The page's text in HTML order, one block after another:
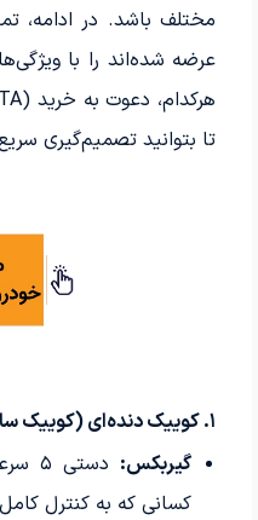
مختلف باشد. در ادامه،
عرضه شده‌اند را با
تا بتوانید تصمیم‌گیری
۱. کوییک دنده‌ای (کوییک ساده – پایه)
گیربکس:
کسانی که به کنترل